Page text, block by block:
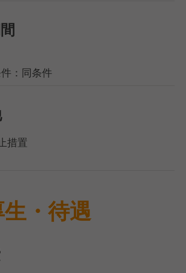
：同条件
措置
・待遇